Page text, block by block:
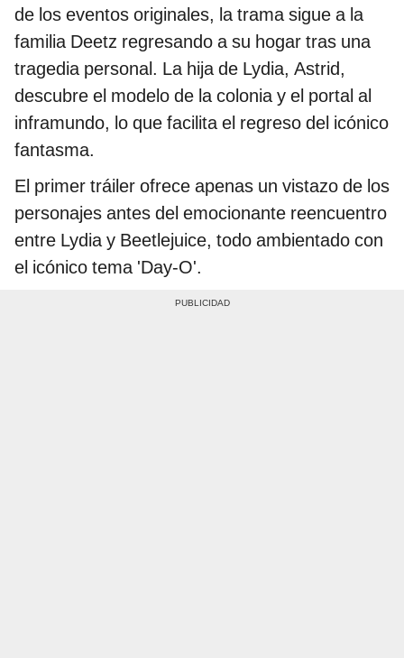
de los eventos originales, la trama sigue a la
familia Deetz regresando a su hogar tras una
tragedia personal. La hija de Lydia, Astrid,
descubre el modelo de la colonia y el portal al
inframundo, lo que facilita el regreso del icónico
fantasma.
El primer tráiler ofrece apenas un vistazo de los
personajes antes del emocionante reencuentro
entre Lydia y Beetlejuice, todo ambientado con
el icónico tema 'Day-O'.